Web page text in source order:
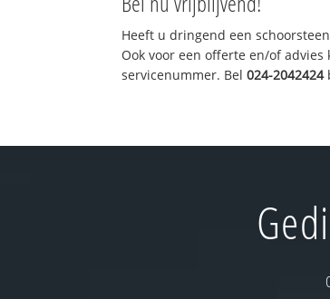
Heeft u dringend een
Ook voor een offerte en/of
servicenummer. Bel024-2042424